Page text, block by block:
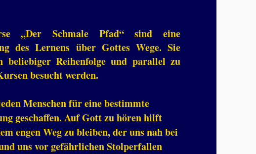
„Der Schmale Pfad“ sind eine
des Lernens über Gottes Wege. Sie
beliebiger Reihenfolge und parallel zu
besucht werden.
Menschen für eine bestimmte
geschaffen. Auf Gott zu hören hilft
engen Weg zu bleiben, der uns nah bei
uns vor gefährlichen Stolperfallen